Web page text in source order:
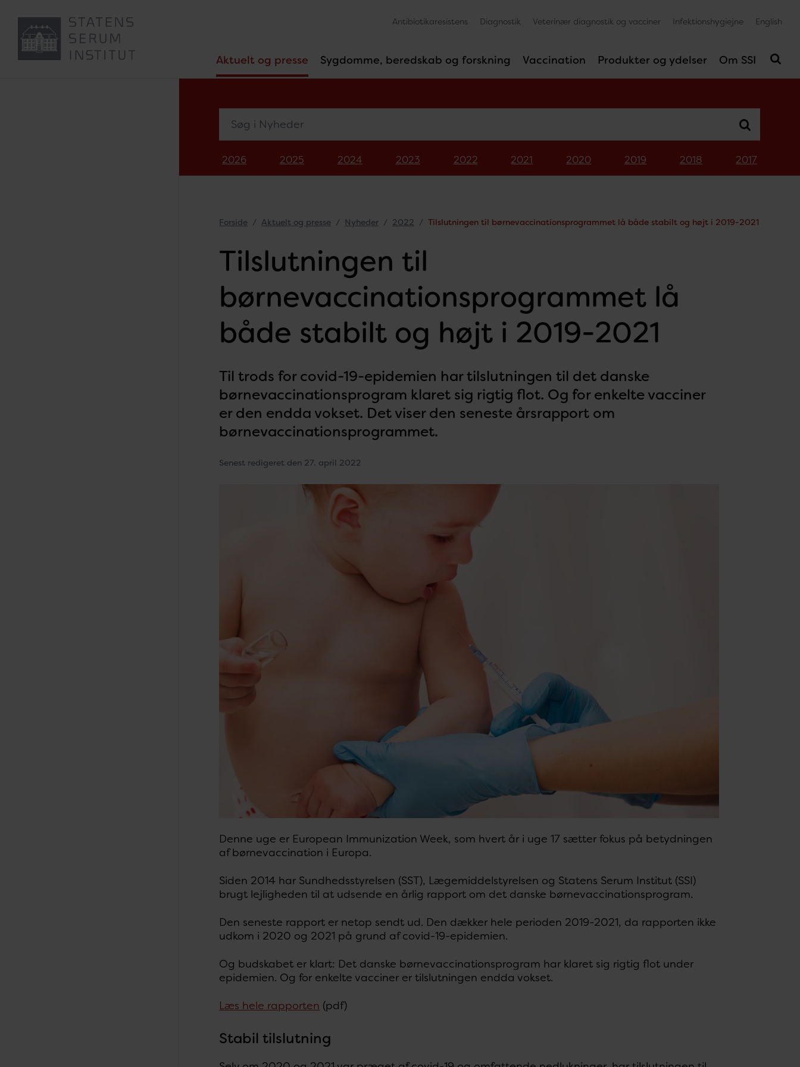
Aktuelt og presse Sygdomme, beredskab og forskning Vaccination Produkter og ydelser Om SSI
Antibiotikaresistens Diagnostik Veterinær diagnostik og vacciner Infektionshygiejne English
2026 2025 2024 2023 2022 2021 2020 2019 2018 2017
Forside Aktuelt og presse Nyheder 2022 Tilslutningen til børnevaccinationsprogrammet lå både stabilt og højt i 2019-2021
Tilslutningen til
børnevaccinationsprogrammet lå
både stabilt og højt i 2019-2021
Til trods for covid-19-epidemien har tilslutningen til det danske
børnevaccinationsprogram klaret sig rigtig flot. Og for enkelte vacciner
er den endda vokset. Det viser den seneste årsrapport om
børnevaccinationsprogrammet.
Senest redigeret den 27. april 2022
Denne uge er European Immunization Week, som hvert år i uge 17 sætter fokus på betydningen
af børnevaccination i Europa.
Siden 2014 har Sundhedsstyrelsen (SST), Lægemiddelstyrelsen og Statens Serum Institut (SSI)
brugt lejligheden til at udsende en årlig rapport om det danske børnevaccinationsprogram.
Den seneste rapport er netop sendt ud. Den dækker hele perioden 2019-2021, da rapporten ikke
udkom i 2020 og 2021 på grund af covid-19-epidemien.
Og budskabet er klart: Det danske børnevaccinationsprogram har klaret sig rigtig flot under
epidemien. Og for enkelte vacciner er tilslutningen endda vokset.
Læs hele rapporten (pdf)
Stabil tilslutning